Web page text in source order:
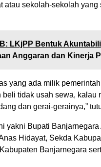
atau sekolah-sekolah yang
LKjPP Bentuk
Anggaran dan Kinerja
yang ada milik
tidak usah sewa, kalau
dan gerai-gerainya,”
yakni Bupati
Hidayat, Sekda
Banjarnegara